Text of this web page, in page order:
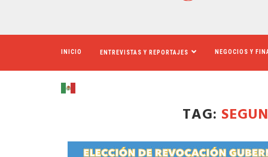
INICIO ENTREVISTAS Y REPORTAJES NEGOCIOS Y
TAG: